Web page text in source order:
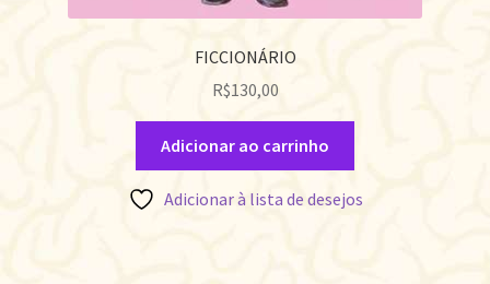
FICCIONÁRIO
R$130,00
Adicionar ao carrinho
Adicionar à lista de desejos